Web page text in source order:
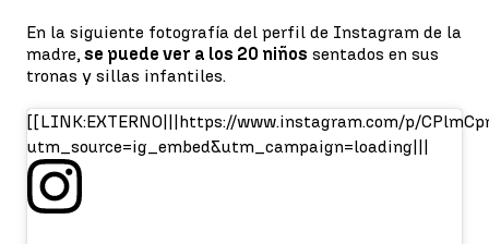
En la siguiente fotografía del perfil de Instagram de la
madre,se puede ver a los 20 niños sentados en sus
tronas y sillas infantiles.
[[LINK:EXTERNO|||https://www.instagram.com/p/
utm_source=ig_embed&utm_campaign=loading|||